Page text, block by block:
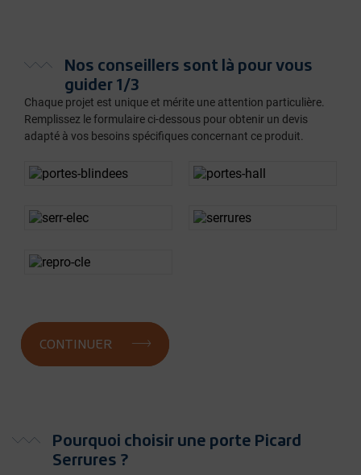
Nos conseillers sont là pour vous
guider 1/3
Chaque projet est unique et mérite une attention particulière.
Remplissez le formulaire ci-dessous pour obtenir un devis
adapté à vos besoins spécifiques concernant ce produit.
Pourquoi choisir une porte Picard
Serrures ?